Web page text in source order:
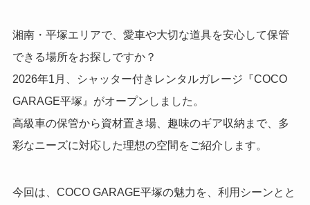
湘南・平塚エリアで、愛車や大切な道具を安心して保管
できる場所をお探しですか？
2026年1月、シャッター付きレンタルガレージ『COCO
GARAGE平塚』がオープンしました。
高級車の保管から資材置き場、趣味のギア収納まで、多
彩なニーズに対応した理想の空間をご紹介します。
今回は、COCO GARAGE平塚の魅力を、利用シーンとと